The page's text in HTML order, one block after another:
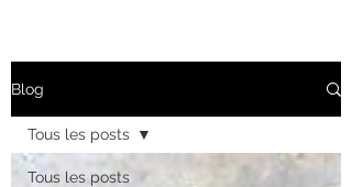
Blog
Tous les posts
Tous les posts